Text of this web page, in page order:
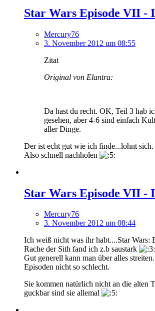
Star Wars Episode VII -
Mercury76
3. November 2012 um 08:55
Zitat
Original von Elantra:
Da hast du recht. OK, Teil 3 hab
gesehen, aber 4-6 sind einfach
aller Dinge.
Der ist echt gut wie ich finde...lohnt sich.
Also schnell nachholen
Star Wars Episode VII -
Mercury76
3. November 2012 um 08:44
Ich weiß nicht was ihr habt....Star Wars:
Rache der Sith fand ich z.b saustark
Gut generell kann man über alles
Episoden nicht so schlecht.
Sie kommen natürlich nicht an die alten
guckbar sind sie allemal